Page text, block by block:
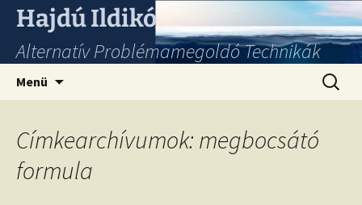
Hajdú Ildikó
Alternatív Problémamegoldó Technikák
Menü
Címkearchívumok: megbocsátó
formula